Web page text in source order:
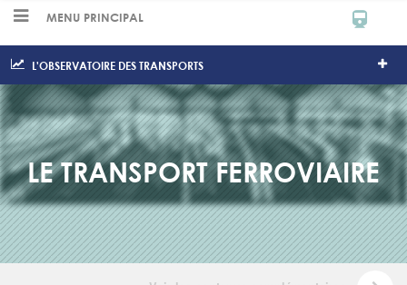
MENU PRINCIPAL
L'OBSERVATOIRE DES TRANSPORTS
LE TRANSPORT FERROVIAIRE